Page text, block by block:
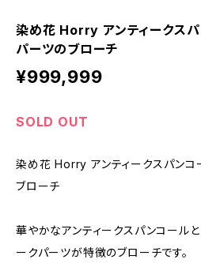
染め花 Horry アンティークス
パーツのブローチ
¥999,999
SOLD OUT
染め花 Horry アンティークスパンコ
ブローチ
華やかなアンティークスパンコール
ークパーツが特徴のブローチです。